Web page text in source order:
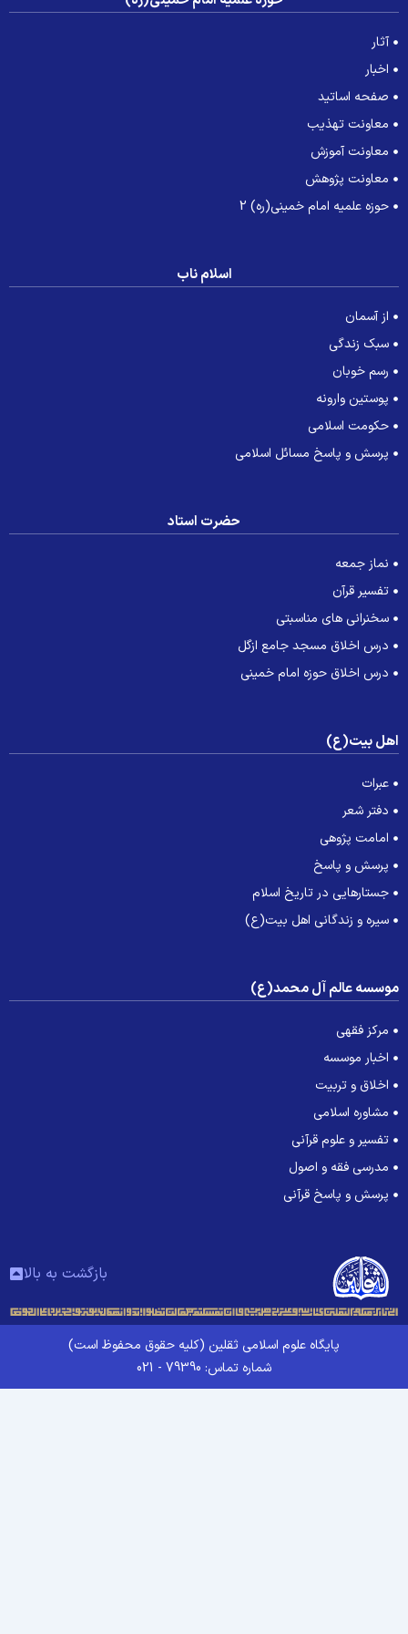
آثار
اخبار
صفحه اساتید
معاونت تهذیب
معاونت آموزش
معاونت پژوهش
حوزه علمیه امام خمینی(ره) 2
اسلام ناب
از آسمان
سبک زندگی
رسم خوبان
پوستین وارونه
حکومت اسلامی
پرسش و پاسخ مسائل اسلامی
حضرت استاد
نماز جمعه
تفسیر قرآن
سخنرانی های مناسبتی
درس اخلاق مسجد جامع ازگل
درس اخلاق حوزه امام خمینی
بیت(ع)
عبرات
دفتر شعر
امامت پژوهی
پرسش و پاسخ
جستارهایی در تاریخ اسلام
سیره و زندگانی اهل بیت(ع)
عالم آل محمد(ع)
مرکز فقهی
اخبار موسسه
اخلاق و تربیت
مشاوره اسلامی
تفسیر و علوم قرآنی
مدرسی فقه و اصول
پرسش و پاسخ قرآنی
بازگشت به بالا
پایگاه علوم اسلامی ثقلین (کلیه حقوق محفوظ است)
شماره تماس: 79390 - 021